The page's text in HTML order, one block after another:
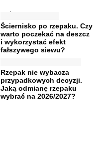
Ściernisko po rzepaku. Czy
warto poczekać na deszcz
i wykorzystać efekt
fałszywego siewu?
Rzepak nie wybacza
przypadkowych decyzji.
Jaką odmianę rzepaku
wybrać na 2026/2027?